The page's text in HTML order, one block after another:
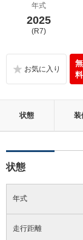
年式
2025
(R7)
無
料
状態 装
状態
年式
走行距離